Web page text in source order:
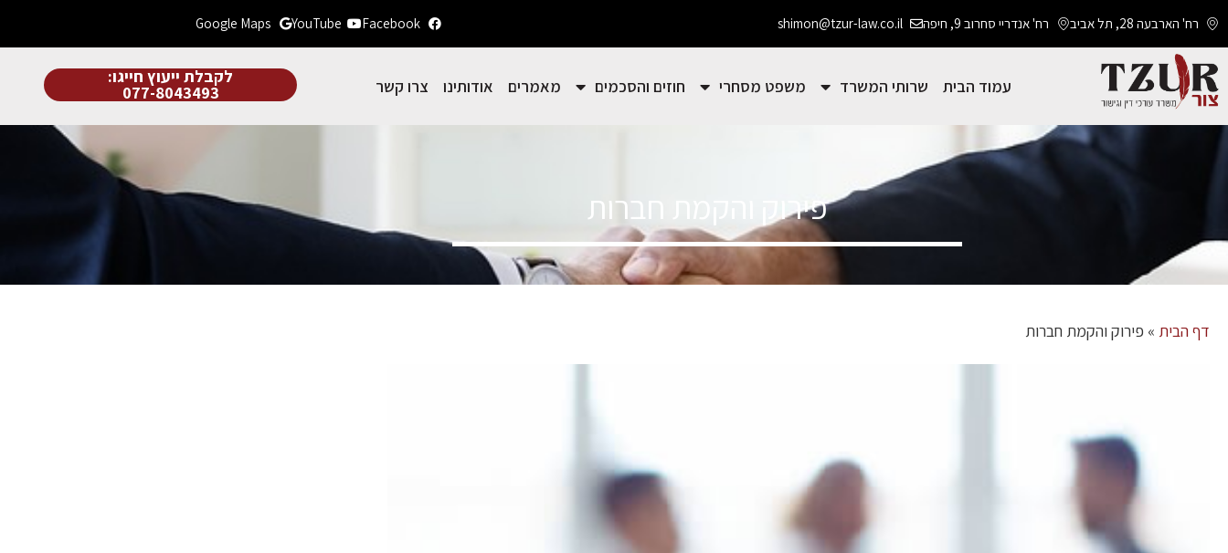
רח' הארבעה 28, תל אביב רח' אנדריי סחרוב 9, חיפה shimon@tzur-law.co.il
Facebook
YouTube
Google Maps
עמוד הבית שרותי המשרד משפט מסחרי חוזים והסכמים מאמרים אודותינו צרו קשר לקבלת ייעוץ חייגו:
077-8043493
פירוק והקמת חברות
דף הבית » פירוק והקמת חברות